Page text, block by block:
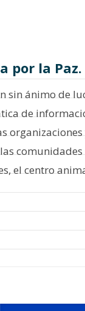
por la Paz.
sin ánimo de
de
el centro